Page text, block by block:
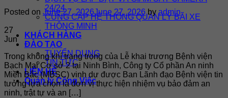
24/24
CUNG CẤP HỆ THỐNG QUẢN LÝ BÃI XE
THÔNG MINH
KHÁCH HÀNG
ĐÀO TẠO
TUYỂN DỤNG
TIN TỨC
LIÊN HỆ
Quản lý Công Việc
Posted on June 27, 2026June 27, 2026by admin
27
Jun
Trong không khí trang trọng của Lễ khai trương Bệnh viện
Bạch Mai Cơ sở 2 tại Ninh Bình, Công ty Cổ phần An ninh
Miền Bắc (MBSC) vinh dự được Ban Lãnh đạo Bệnh viện tin
tưởng lựa chọn là đơn vị thực hiện nhiệm vụ bảo đảm an
ninh, trật tự và an […]